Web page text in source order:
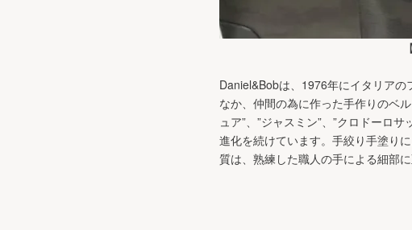
Daniel&Bobは、1976年にイタリア
なか、仲間の為に作った手作りのベ
ュア”、”ジャスミン”、”クロドーロ
進化を続けています。手絞り手塗り
質は、熟練した職人の手による細部